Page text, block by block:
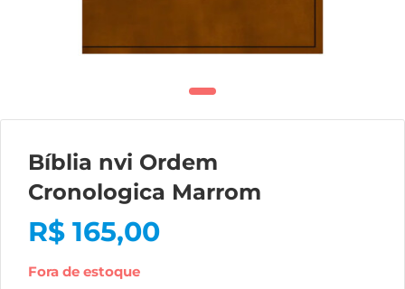
Bíblia nvi Ordem
Cronologica Marrom
R$ 165,00
Fora de estoque